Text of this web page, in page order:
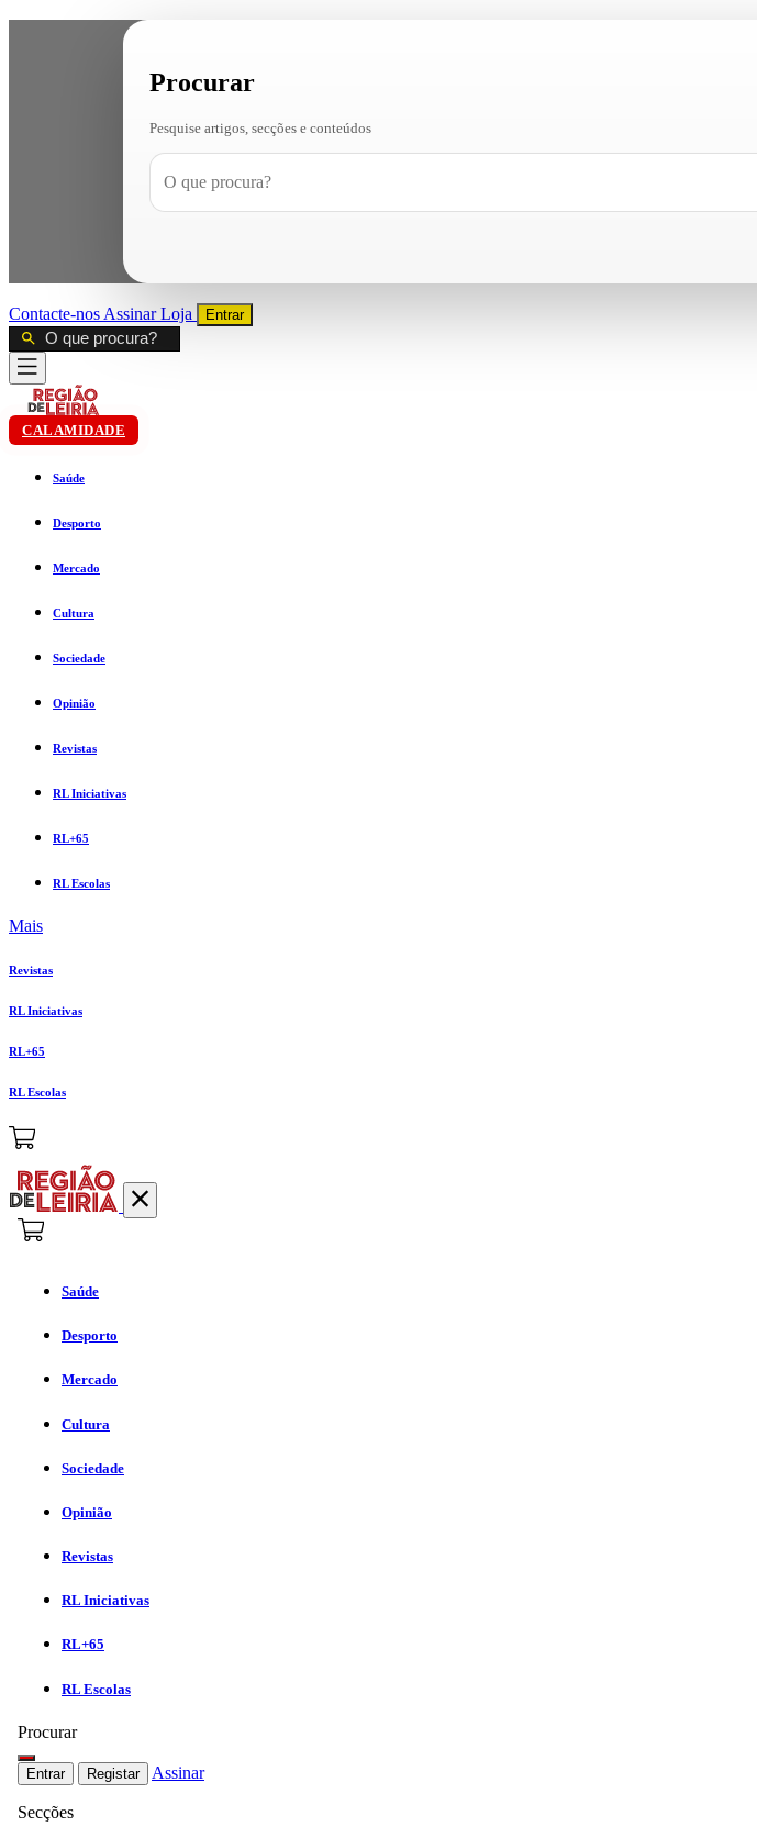
Procurar
Pesquise artigos, secções e conteúdos
Contacte-nos AssinarLoja Entrar
CALAMIDADE
Saúde
Desporto
Mercado
Cultura
Sociedade
Opinião
Revistas
RL Iniciativas
RL+65
RL Escolas
Mais
Revistas
RL Iniciativas
RL+65
RL Escolas
Saúde
Desporto
Mercado
Cultura
Sociedade
Opinião
Revistas
RL Iniciativas
RL+65
RL Escolas
Procurar
Entrar Registar Assinar
Secções